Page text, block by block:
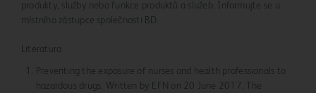
produkty, služby nebo funkce produktů a služeb. Informujte se u
místního zástupce společnosti BD.
Literatura
Preventing the exposure of nurses and health professionals to
hazardous drugs. Written by EFN on 20 June 2017. The